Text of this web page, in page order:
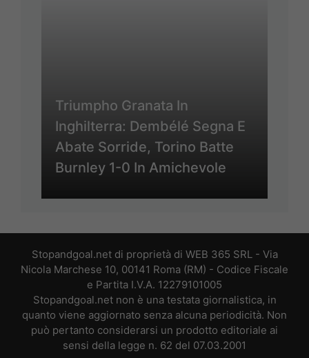
Triumpho Granata In
Inghilterra: Dembélé Segna E
Abate Sorride, Torino Batte
Burnley 1-0 In Amichevole
Stopandgoal.net di proprietà di WEB 365 SRL - Via
Nicola Marchese 10, 00141 Roma (RM) - Codice Fiscale
e Partita I.V.A. 12279101005
Stopandgoal.net non è una testata giornalistica, in
quanto viene aggiornato senza alcuna periodicità. Non
può pertanto considerarsi un prodotto editoriale ai
sensi della legge n. 62 del 07.03.2001